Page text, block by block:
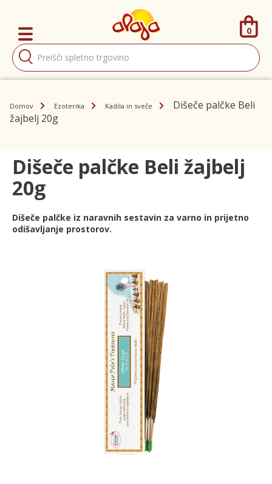
Products
search
0
Domov Ezoterika Kadila in sveče
Dišeče palčke Beli
žajbelj 20g
Dišeče palčke Beli žajbelj
20g
Dišeče palčke iz naravnih sestavin za varno in prijetno
odišavljanje prostorov.